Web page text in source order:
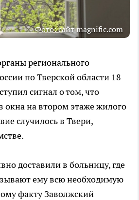
Фото: сайт magnific.com
регионального
по Тверской области 18
сигнал о том, что
окна на втором этаже жилого
случилось в Твери,
доставили в больницу, где
ему всю необходимую
факту Заволжский